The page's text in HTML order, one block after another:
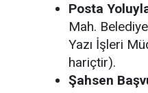
Posta
Mah.
Yazı İşleri
hariçtir).
Şahsen